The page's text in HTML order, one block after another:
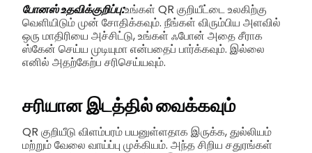
போனஸ் உதவிக்குறிப்பு:உங்கள் QR குறியீட்டை உலகிற்கு
வெளியிடும் முன் சோதிக்கவும். நீங்கள் விரும்பிய அளவில்
ஒரு மாதிரியை அச்சிட்டு, உங்கள் ஃபோன் அதை சீராக
ஸ்கேன் செய்ய முடியுமா என்பதைப் பார்க்கவும். இல்லை
எனில் அதற்கேற்ப சரிசெய்யவும்.
சரியான இடத்தில் வைக்கவும்
QR குறியீடு விளம்பரம் பயனுள்ளதாக இருக்க, துல்லியம்
மற்றும் வேலை வாய்ப்பு முக்கியம். அந்த சிறிய சதுரங்கள்